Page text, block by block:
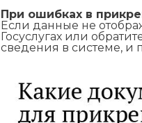
При ошибках в
Если данные не
Госуслугах или
сведения в системе, и